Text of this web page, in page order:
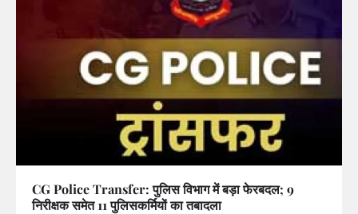
CG Police Transfer: पुलिस विभाग में बड़ा फेरबदल; 9
निरीक्षक समेत 11 पुलिसकर्मियों का तबादला